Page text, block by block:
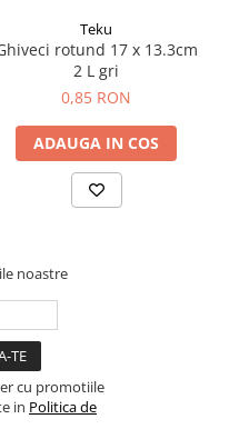
Teku
rotund 17 x 13.3cm
2 L gri
0,85 RON
ADAUGA IN COS
noastre
cu promotiile
in Politica de